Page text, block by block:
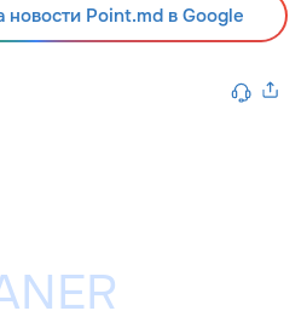
Point.md в Google